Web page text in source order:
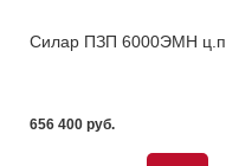
Силар ПЗП 6000ЭМН ц.п
656 400 pуб.